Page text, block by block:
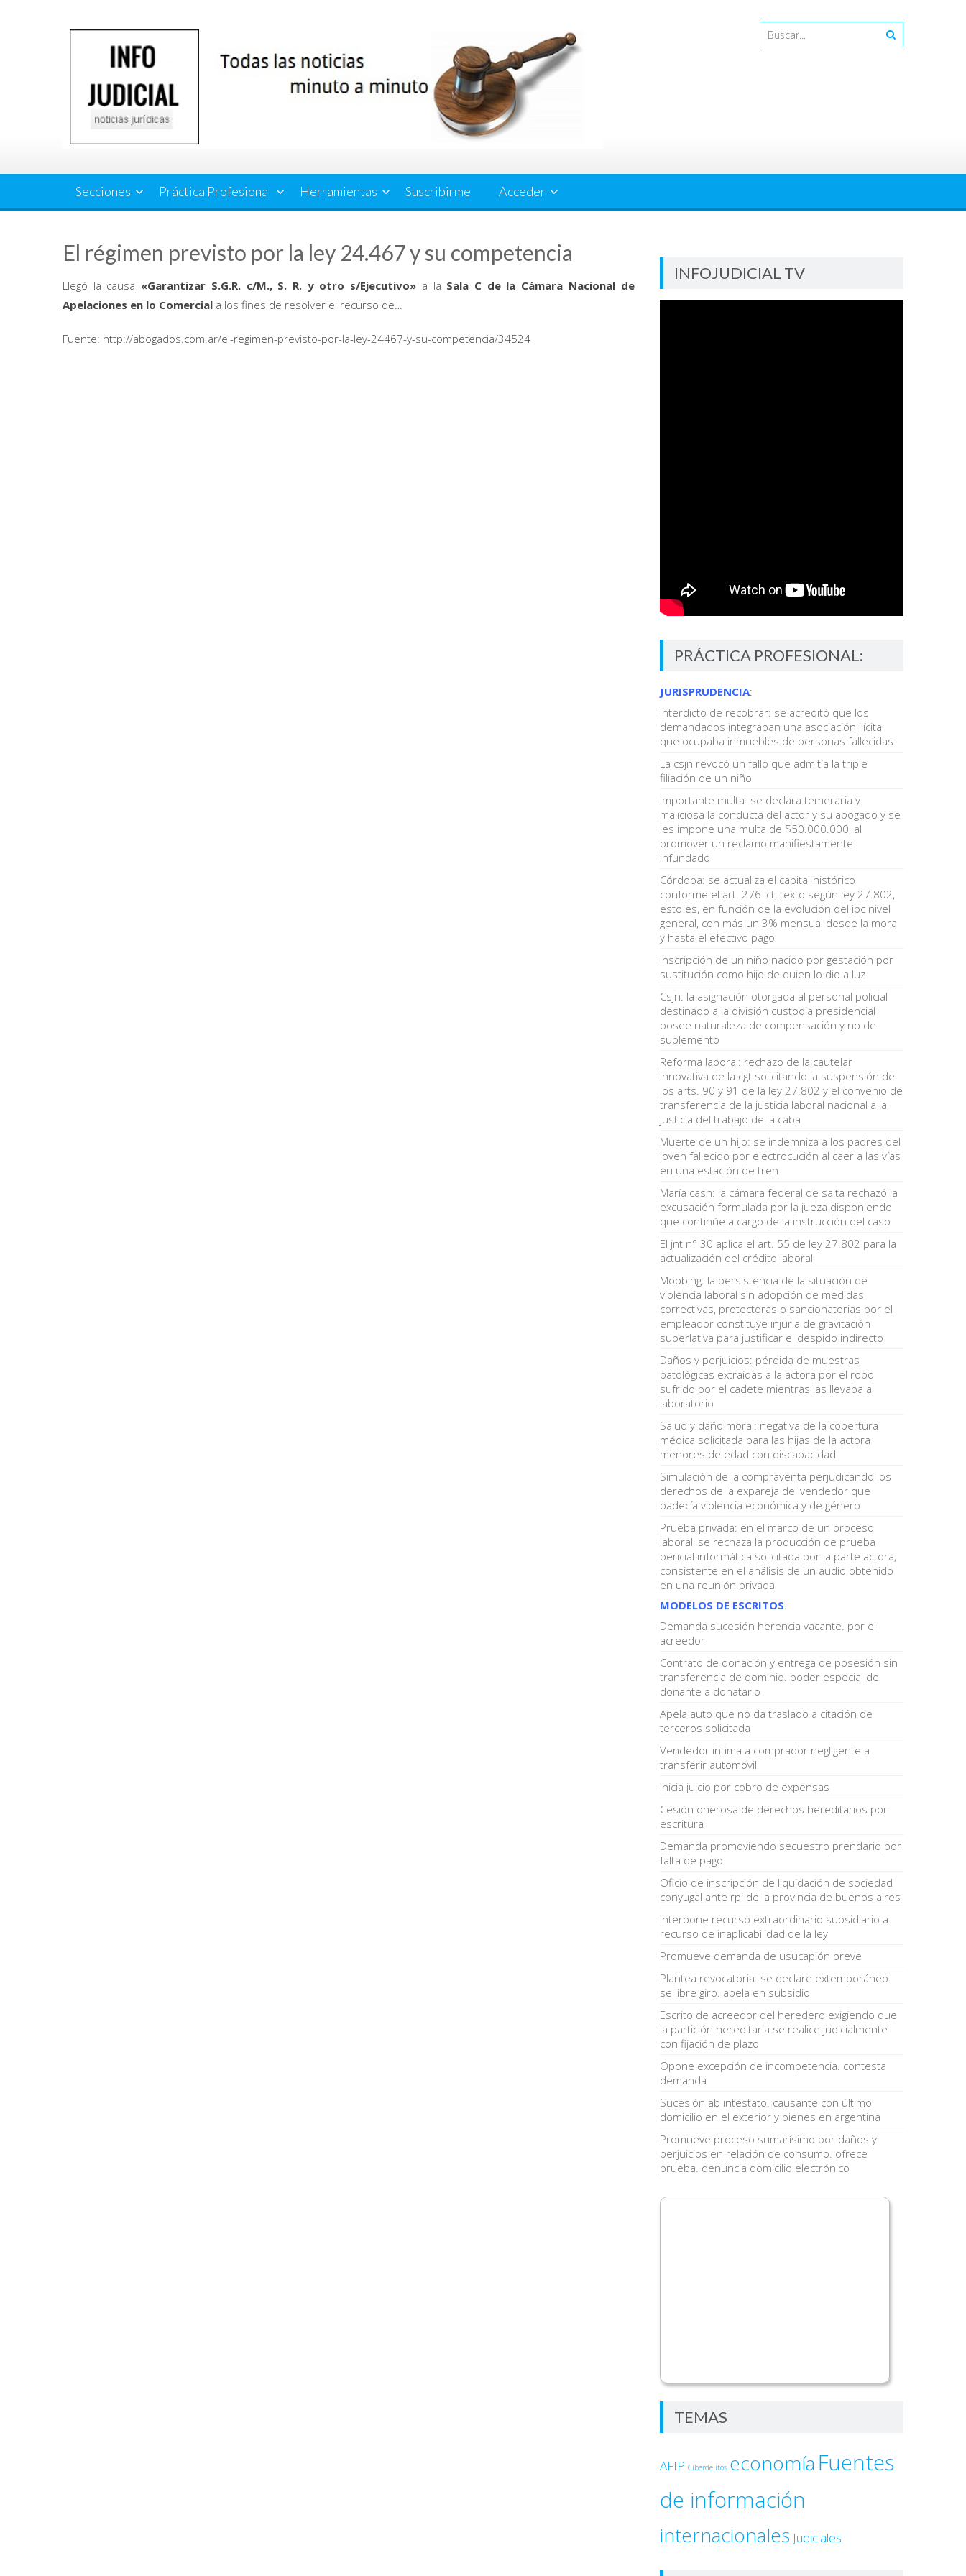
Secciones Práctica Profesional Herramientas Suscribirme Acceder
El régimen previsto por la ley 24.467 y su competencia
Llegó la causa «Garantizar S.G.R. c/M., S. R. y otro s/Ejecutivo» a la Sala C de la Cámara Nacional de
Apelaciones en lo Comercial a los fines de resolver el recurso de…
Fuente: http://abogados.com.ar/el-regimen-previsto-por-la-ley-24467-y-su-competencia/34524
INFOJUDICIAL TV
PRÁCTICA PROFESIONAL:
JURISPRUDENCIA:
Interdicto de recobrar: se acreditó que los
demandados integraban una asociación ilícita
que ocupaba inmuebles de personas fallecidas
La csjn revocó un fallo que admitía la triple
filiación de un niño
Importante multa: se declara temeraria y
maliciosa la conducta del actor y su abogado y se
les impone una multa de $50.000.000, al
promover un reclamo manifiestamente
infundado
Córdoba: se actualiza el capital histórico
conforme el art. 276 lct, texto según ley 27.802,
esto es, en función de la evolución del ipc nivel
general, con más un 3% mensual desde la mora
y hasta el efectivo pago
Inscripción de un niño nacido por gestación por
sustitución como hijo de quien lo dio a luz
Csjn: la asignación otorgada al personal policial
destinado a la división custodia presidencial
posee naturaleza de compensación y no de
suplemento
Reforma laboral: rechazo de la cautelar
innovativa de la cgt solicitando la suspensión de
los arts. 90 y 91 de la ley 27.802 y el convenio de
transferencia de la justicia laboral nacional a la
justicia del trabajo de la caba
Muerte de un hijo: se indemniza a los padres del
joven fallecido por electrocución al caer a las vías
en una estación de tren
María cash: la cámara federal de salta rechazó la
excusación formulada por la jueza disponiendo
que continúe a cargo de la instrucción del caso
El jnt n° 30 aplica el art. 55 de ley 27.802 para la
actualización del crédito laboral
Mobbing: la persistencia de la situación de
violencia laboral sin adopción de medidas
correctivas, protectoras o sancionatorias por el
empleador constituye injuria de gravitación
superlativa para justificar el despido indirecto
Daños y perjuicios: pérdida de muestras
patológicas extraídas a la actora por el robo
sufrido por el cadete mientras las llevaba al
laboratorio
Salud y daño moral: negativa de la cobertura
médica solicitada para las hijas de la actora
menores de edad con discapacidad
Simulación de la compraventa perjudicando los
derechos de la expareja del vendedor que
padecía violencia económica y de género
Prueba privada: en el marco de un proceso
laboral, se rechaza la producción de prueba
pericial informática solicitada por la parte actora,
consistente en el análisis de un audio obtenido
en una reunión privada
MODELOS DE ESCRITOS:
Demanda sucesión herencia vacante. por el
acreedor
Contrato de donación y entrega de posesión sin
transferencia de dominio. poder especial de
donante a donatario
Apela auto que no da traslado a citación de
terceros solicitada
Vendedor intima a comprador negligente a
transferir automóvil
Inicia juicio por cobro de expensas
Cesión onerosa de derechos hereditarios por
escritura
Demanda promoviendo secuestro prendario por
falta de pago
Oficio de inscripción de liquidación de sociedad
conyugal ante rpi de la provincia de buenos aires
Interpone recurso extraordinario subsidiario a
recurso de inaplicabilidad de la ley
Promueve demanda de usucapión breve
Plantea revocatoria. se declare extemporáneo.
se libre giro. apela en subsidio
Escrito de acreedor del heredero exigiendo que
la partición hereditaria se realice judicialmente
con fijación de plazo
Opone excepción de incompetencia. contesta
demanda
Sucesión ab intestato. causante con último
domicilio en el exterior y bienes en argentina
Promueve proceso sumarísimo por daños y
perjuicios en relación de consumo. ofrece
prueba. denuncia domicilio electrónico
TEMAS
AFIP Ciberdelitos economía Fuentes
de información
internacionales Judiciales